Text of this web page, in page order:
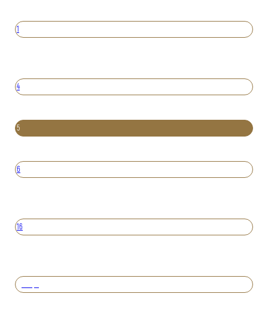
1
4
5
6
16